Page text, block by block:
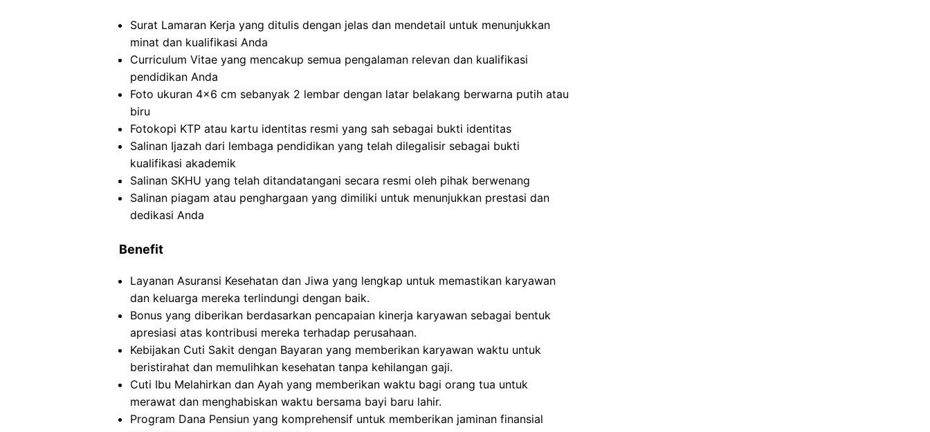
Surat Lamaran Kerja yang ditulis dengan jelas dan mendetail untuk menunjukkan
minat dan kualifikasi Anda
Curriculum Vitae yang mencakup semua pengalaman relevan dan kualifikasi
pendidikan Anda
Foto ukuran 4×6 cm sebanyak 2 lembar dengan latar belakang berwarna putih atau
biru
Fotokopi KTP atau kartu identitas resmi yang sah sebagai bukti identitas
Salinan Ijazah dari lembaga pendidikan yang telah dilegalisir sebagai bukti
kualifikasi akademik
Salinan SKHU yang telah ditandatangani secara resmi oleh pihak berwenang
Salinan piagam atau penghargaan yang dimiliki untuk menunjukkan prestasi dan
dedikasi Anda
Benefit
Layanan Asuransi Kesehatan dan Jiwa yang lengkap untuk memastikan karyawan
dan keluarga mereka terlindungi dengan baik.
Bonus yang diberikan berdasarkan pencapaian kinerja karyawan sebagai bentuk
apresiasi atas kontribusi mereka terhadap perusahaan.
Kebijakan Cuti Sakit dengan Bayaran yang memberikan karyawan waktu untuk
beristirahat dan memulihkan kesehatan tanpa kehilangan gaji.
Cuti Ibu Melahirkan dan Ayah yang memberikan waktu bagi orang tua untuk
merawat dan menghabiskan waktu bersama bayi baru lahir.
Program Dana Pensiun yang komprehensif untuk memberikan jaminan finansial